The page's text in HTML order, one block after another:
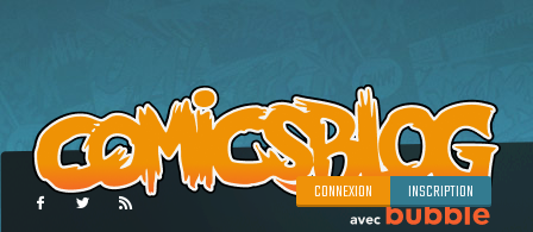
CONNEXION INSCRIPTION